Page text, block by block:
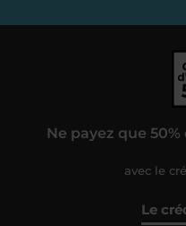
Ne payez que
avec le
Le